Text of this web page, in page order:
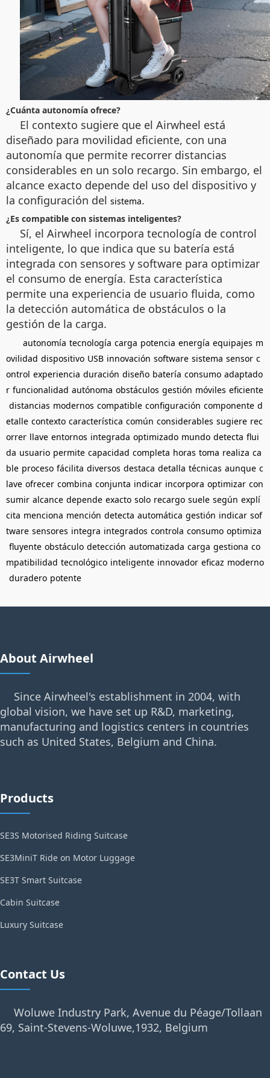
¿Cuánta autonomía ofrece?
El contexto sugiere que el Airwheel está
diseñado para movilidad eficiente, con una
autonomía que permite recorrer distancias
considerables en un solo recargo. Sin embargo, el
alcance exacto depende del uso del dispositivo y
la configuración del sistema.
¿Es compatible con sistemas inteligentes?
Sí, el Airwheel incorpora tecnología de control
inteligente, lo que indica que su batería está
integrada con sensores y software para optimizar
el consumo de energía. Esta característica
permite una experiencia de usuario fluida, como
la detección automática de obstáculos o la
gestión de la carga.
autonomía tecnología carga potencia energía equipajes m
ovilidad dispositivo USB innovación software sistema sensor c
ontrol experiencia duración diseño batería consumo adaptado
r funcionalidad autónoma obstáculos gestión móviles eficiente
distancias modernos compatible configuración componente d
etalle contexto característica común considerables sugiere rec
orrer llave entornos integrada optimizado mundo detecta flui
da usuario permite capacidad completa horas toma realiza ca
ble proceso fácilita diversos destaca detalla técnicas aunque c
lave ofrecer combina conjunta indicar incorpora optimizar con
sumir alcance depende exacto solo recargo suele según explí
cita menciona mención detecta automática gestión indicar sof
tware sensores integra integrados controla consumo optimiza
fluyente obstáculo detección automatizada carga gestiona co
mpatibilidad tecnológico inteligente innovador eficaz moderno
duradero potente
About Airwheel
Since Airwheel's establishment in 2004, with
global vision, we have set up R&D, marketing,
manufacturing and logistics centers in countries
such as United States, Belgium and China.
Products
SE3S Motorised Riding Suitcase
SE3MiniT Ride on Motor Luggage
SE3T Smart Suitcase
Cabin Suitcase
Luxury Suitcase
Contact Us
Woluwe Industry Park, Avenue du Péage/Tollaan
69, Saint-Stevens-Woluwe,1932, Belgium